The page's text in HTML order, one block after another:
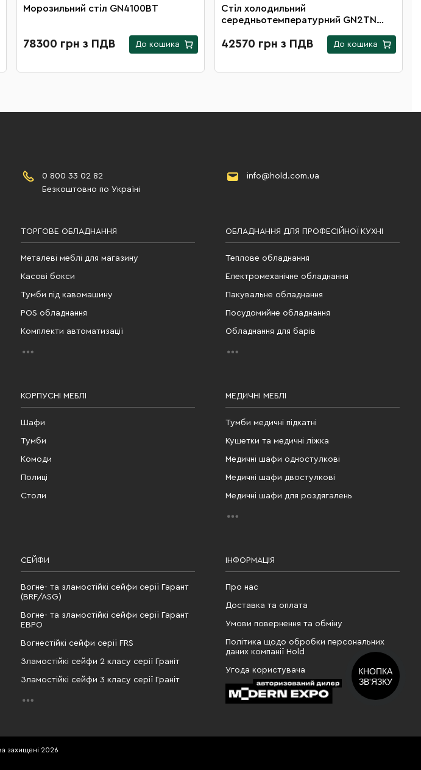
Морозильний стіл GN4100ВТ
78300 грн з ПДВ До кошика
Стіл холодильний
середньотемпературний GN2TN
42570 грн з ПДВ До кошика
0 800 33 02 82
Безкоштовно по Україні
info@hold.com.ua
ТОРГОВЕ ОБЛАДНАННЯ
Металеві меблі для магазину
Касові бокси
Тумби під кавомашину
POS обладнання
Комплекти автоматизації
ОБЛАДНАННЯ ДЛЯ ПРОФЕСІЙНОЇ КУХНІ
Теплове обладнання
Електромеханічне обладнання
Пакувальне обладнання
Посудомийне обладнання
Обладнання для барів
КОРПУСНІ МЕБЛІ
Шафи
Тумби
Комоди
Полиці
Столи
МЕДИЧНІ МЕБЛІ
Тумби медичні підкатні
Кушетки та медичні ліжка
Медичні шафи одностулкові
Медичні шафи двостулкові
Медичні шафи для роздягалень
СЕЙФИ
Вогне- та зламостійкі сейфи серії Гарант
(BRF/ASG)
Вогне- та зламостійкі сейфи серії Гарант
ЕВРО
Вогнестійкі сейфи серії FRS
Зламостійкі сейфи 2 класу серії Граніт
Зламостійкі сейфи 3 класу серії Граніт
ІНФОРМАЦІЯ
Про нас
Доставка та оплата
Умови повернення та обміну
Політика щодо обробки персональних
даних компанії Hold
Угода користувача
захищені 2026
КНОПКА
ЗВ'ЯЗКУ